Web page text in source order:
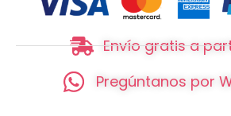
Envío gratis a
Pregúntanos por